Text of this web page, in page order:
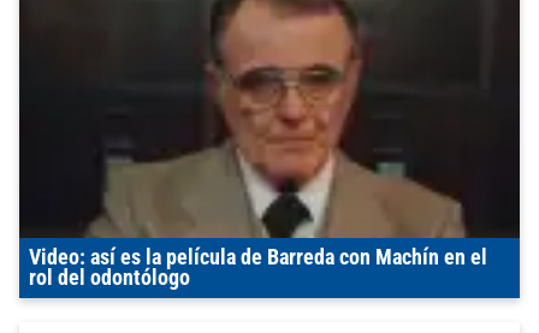
Video: así es la película de Barreda con Machín en el
rol del odontólogo